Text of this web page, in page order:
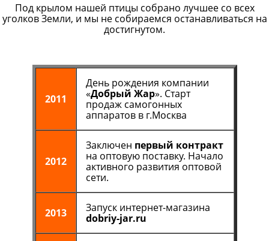
Под крылом нашей птицы собрано лучшее со всех
уголков Земли, и мы не собираемся останавливаться на
достигнутом.
2011
День рождения компании
«Добрый Жар». Старт
продаж самогонных
аппаратов в г.Москва
2012
Заключен первый контракт
на оптовую поставку. Начало
активного развития оптовой
сети.
2013
Запуск интернет-магазина
dobriy-jar.ru